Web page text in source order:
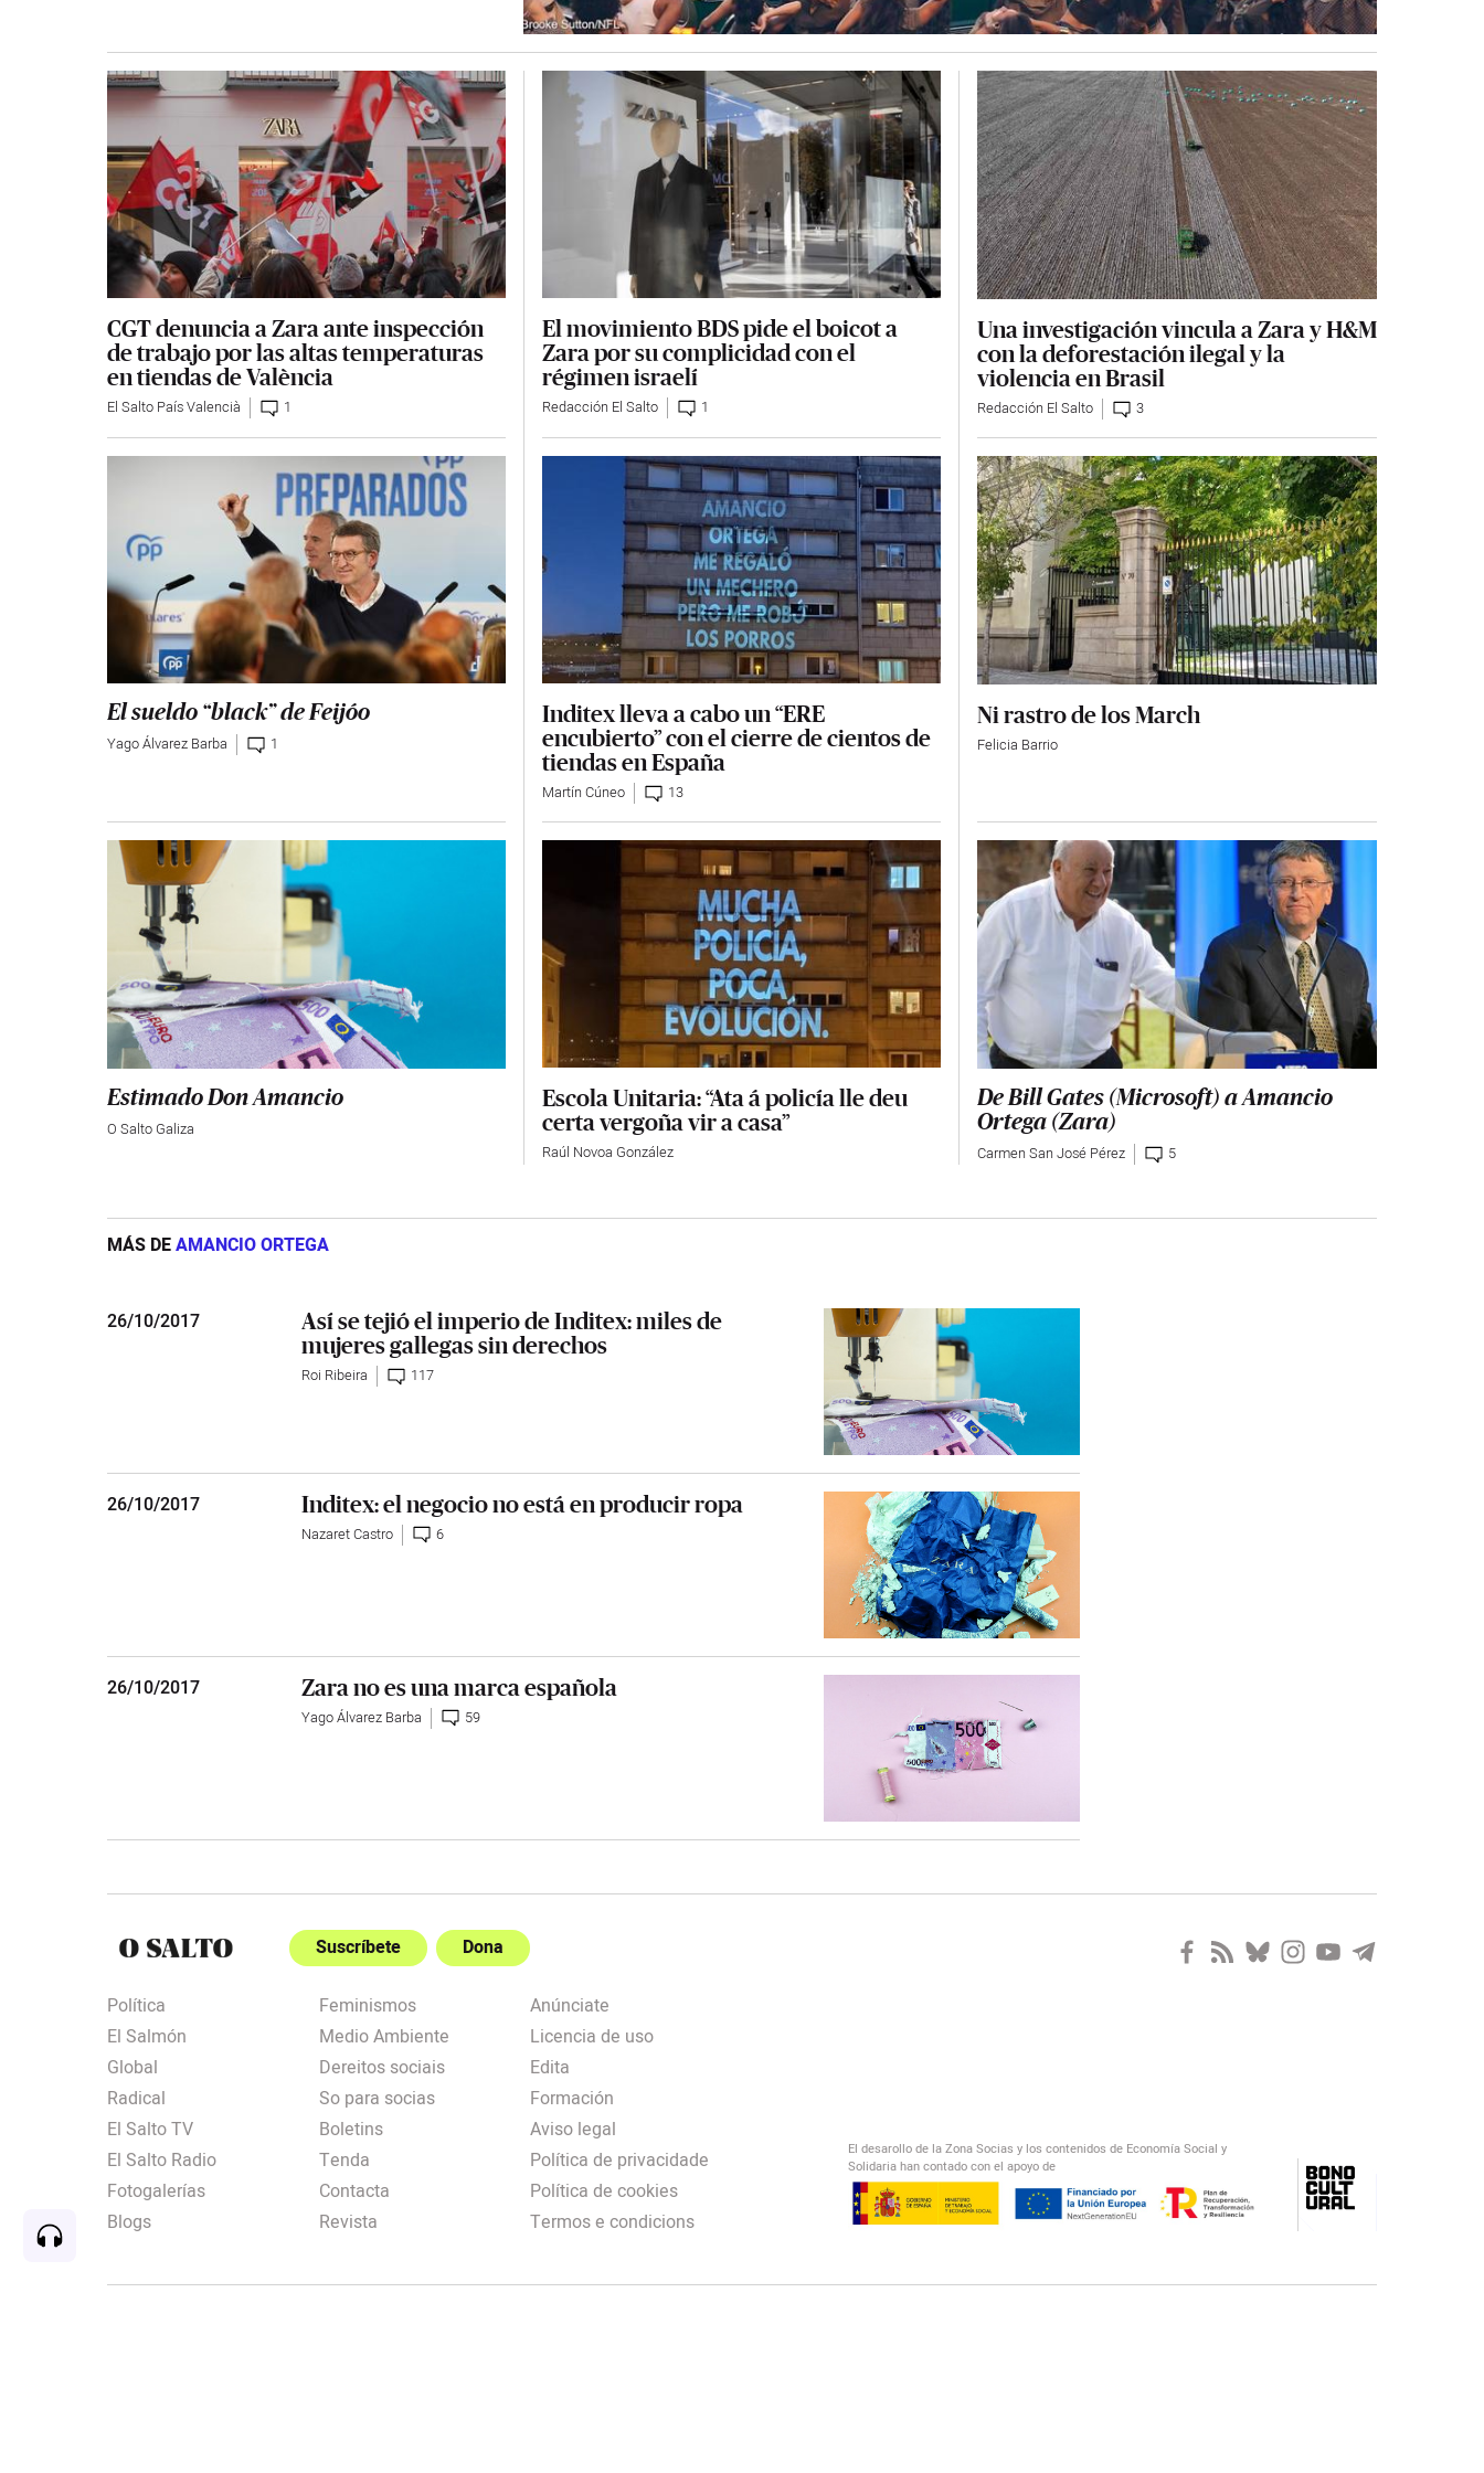
CGT denuncia a Zara ante inspección
de trabajo por las altas temperaturas
en tiendas de València
El Salto País Valencià 1
El movimiento BDS pide el boicot a
Zara por su complicidad con el
régimen israelí
Redacción El Salto 1
Una investigación vincula a Zara y H&M
con la deforestación ilegal y la
violencia en Brasil
Redacción El Salto 3
El sueldo “black” de Feijóo
Yago Álvarez Barba 1
Inditex lleva a cabo un “ERE
encubierto” con el cierre de cientos de
tiendas en España
Martín Cúneo 13
Ni rastro de los March
Felicia Barrio
Estimado Don Amancio
O Salto Galiza
Escola Unitaria: “Ata á policía lle deu
certa vergoña vir a casa”
Raúl Novoa González
De Bill Gates (Microsoft) a Amancio
Ortega (Zara)
Carmen San José Pérez 5
MÁS DEAMANCIO ORTEGA
26/10/2017
Así se tejió el imperio de Inditex: miles de
mujeres gallegas sin derechos
Roi Ribeira 117
26/10/2017 Inditex: el negocio no está en producir ropa
Nazaret Castro 6
26/10/2017 Zara no es una marca española
Yago Álvarez Barba 59
Suscríbete Dona
Política
El Salmón
Global
Radical
El Salto TV
El Salto Radio
Fotogalerías
Blogs
Feminismos
Medio Ambiente
Dereitos sociais
So para socias
Boletins
Tenda
Contacta
Revista
Anúnciate
Licencia de uso
Edita
Formación
Aviso legal
Política de privacidade
Política de cookies
Termos e condicions
El desarollo de la Zona Socias y los contenidos de Economía Social y
Solidaria han contado con el apoyo de